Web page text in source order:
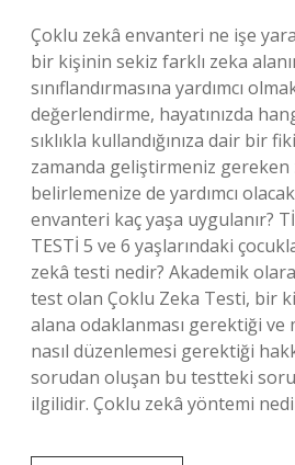
Çoklu zekâ envanteri ne işe
bir kişinin sekiz farklı zeka
sınıflandırmasına yardımcı
değerlendirme, hayatınızda
sıklıkla kullandığınıza dair bir
zamanda geliştirmeniz
belirlemenize de yardımcı
envanteri kaç yaşa uygulanır?
TESTİ 5 ve 6 yaşlarındaki
zekâ testi nedir? Akademik
test olan Çoklu Zeka Testi, bir
alana odaklanması gerektiği ve
nasıl düzenlemesi gerektiği
sorudan oluşan bu testteki
ilgilidir. Çoklu zekâ yöntemi